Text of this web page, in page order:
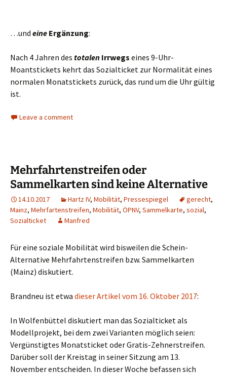
…und eine Ergänzung:
Nach 4 Jahren des totalen Irrwegs eines 9-Uhr-
Moantstickets kehrt das Sozialticket zur Normalität eines
normalen Monatstickets zurück, das rund um die Uhr gültig
ist.
Leave a comment
Mehrfahrtenstreifen oder
Sammelkarten sind keine Alternative
14.10.2017 Hartz IV, Mobilität, Pressespiegel gerecht,
Mainz, Mehrfartenstreifen, Mobilität, ÖPNV, Sammelkarte, sozial,
Sozialticket
Manfred
Für eine soziale Mobilität wird bisweilen die Schein-
Alternative Mehrfahrtenstreifen bzw. Sammelkarten
(Mainz) diskutiert.
Brandneu ist etwa dieser Artikel vom 16. Oktober 2017:
In Wolfenbüttel diskutiert man das Sozialticket als
Modellprojekt, bei dem zwei Varianten möglich seien:
Vergünstigtes Monatsticket oder Gratis-Zehnerstreifen.
Darüber soll der Kreistag in seiner Sitzung am 13.
November entscheiden. In dieser Woche befassen sich